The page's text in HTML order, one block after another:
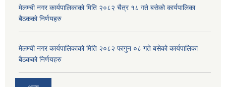
मेलम्ची नगर कार्यपालिकाको मिति २०८२ चैत्र १८ गते बसेको कार्यपालिका
बैठकको निर्णयहरु
मेलम्ची नगर कार्यपालिकाको मिति २०८२ फागुन ०८ गते बसेको कार्यपालिका
बैठकको निर्णयहरु